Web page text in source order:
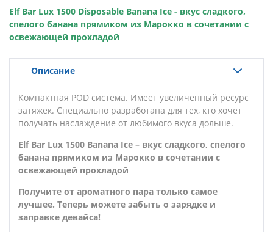
Elf Bar Lux 1500 Disposable Banana Ice - вкус сладкого,
спелого банана прямиком из Марокко в сочетании с
освежающей прохладой
Описание
Компактная POD система. Имеет увеличенный ресурс
затяжек. Специально разработана для тех, кто хочет
получать наслаждение от любимого вкуса дольше.
Elf Bar Lux 1500 Banana Ice – вкус сладкого, спелого
банана прямиком из Марокко в сочетании с
освежающей прохладой
Получите от ароматного пара только самое
лучшее. Теперь можете забыть о зарядке и
заправке девайса!